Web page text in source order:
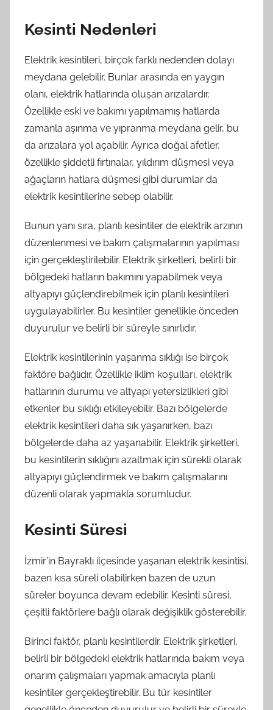
Kesinti Nedenleri
Elektrik kesintileri, birçok farklı nedenden dolayı
meydana gelebilir. Bunlar arasında en yaygın
olanı, elektrik hatlarında oluşan arızalardır.
Özellikle eski ve bakımı yapılmamış hatlarda
zamanla aşınma ve yıpranma meydana gelir, bu
da arızalara yol açabilir. Ayrıca doğal afetler,
özellikle şiddetli fırtınalar, yıldırım düşmesi veya
ağaçların hatlara düşmesi gibi durumlar da
elektrik kesintilerine sebep olabilir.
Bunun yanı sıra, planlı kesintiler de elektrik arzının
düzenlenmesi ve bakım çalışmalarının yapılması
için gerçekleştirilebilir. Elektrik şirketleri, belirli bir
bölgedeki hatların bakımını yapabilmek veya
altyapıyı güçlendirebilmek için planlı kesintileri
uygulayabilirler. Bu kesintiler genellikle önceden
duyurulur ve belirli bir süreyle sınırlıdır.
Elektrik kesintilerinin yaşanma sıklığı ise birçok
faktöre bağlıdır. Özellikle iklim koşulları, elektrik
hatlarının durumu ve altyapı yetersizlikleri gibi
etkenler bu sıklığı etkileyebilir. Bazı bölgelerde
elektrik kesintileri daha sık yaşanırken, bazı
bölgelerde daha az yaşanabilir. Elektrik şirketleri,
bu kesintilerin sıklığını azaltmak için sürekli olarak
altyapıyı güçlendirmek ve bakım çalışmalarını
düzenli olarak yapmakla sorumludur.
Kesinti Süresi
İzmir’in Bayraklı ilçesinde yaşanan elektrik kesintisi,
bazen kısa süreli olabilirken bazen de uzun
süreler boyunca devam edebilir. Kesinti süresi,
çeşitli faktörlere bağlı olarak değişiklik gösterebilir.
Birinci faktör, planlı kesintilerdir. Elektrik şirketleri,
belirli bir bölgedeki elektrik hatlarında bakım veya
onarım çalışmaları yapmak amacıyla planlı
kesintiler gerçekleştirebilir. Bu tür kesintiler